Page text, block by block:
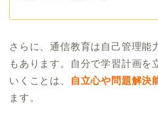
さらに、通信教育は自己管理能
もあります。自分で学習計画を
いくことは、
自立心や問題解決
ます。